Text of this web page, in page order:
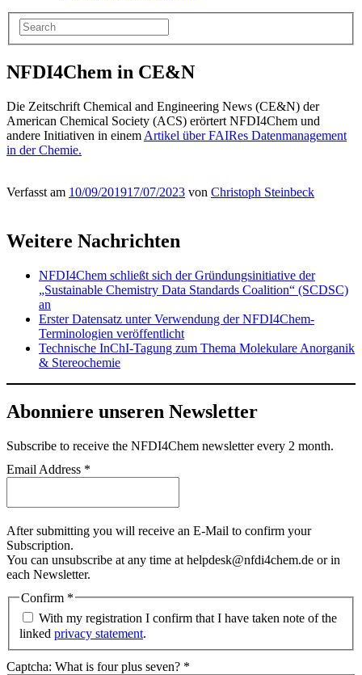
NFDI4Chem in CE&N
Die Zeitschrift Chemical and Engineering News (CE&N) der
American Chemical Society (ACS) erörtert NFDI4Chem und
andere Initiativen in einem Artikel über FAIRes Datenmanagement
in der Chemie.
Verfasst am 10/09/201917/07/2023 von Christoph Steinbeck
Weitere Nachrichten
NFDI4Chem schließt sich der Gründungsinitiative der
„Sustainable Chemistry Data Standards Coalition“ (SCDSC)
an
Erster Datensatz unter Verwendung der NFDI4Chem-
Terminologien veröffentlicht
Technische InChI-Tagung zum Thema Molekulare Anorganik
& Stereochemie
Abonniere unseren Newsletter
Subscribe to receive the NFDI4Chem newsletter every 2 month.
Email Address *
After submitting you will receive an E-Mail to confirm your
Subscription.
You can unsubscribe at any time at helpdesk@nfdi4chem.de or in
each Newsletter.
Confirm *
With my registration I confirm that I have taken note of the
linked privacy statement.
Captcha: What is four plus seven? *